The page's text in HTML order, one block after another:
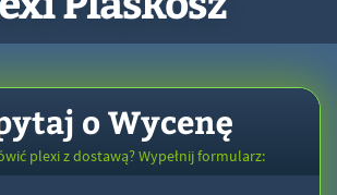
o Wycenę
plexi z dostawą? Wypełnij formularz: